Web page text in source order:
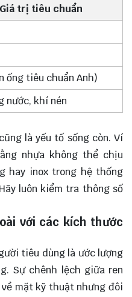
Giá trị tiêu chuẩn
ống tiêu chuẩn Anh)
nước, khí nén
là yếu tố sống còn. Ví
nhựa không thể chịu
hay inox trong hệ thống
luôn kiểm tra thông số
với các kích thước
tiêu dùng là ước lượng
Sự chênh lệch giữa ren
về mặt kỹ thuật nhưng đôi